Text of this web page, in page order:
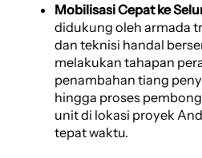
Mobilisasi Cepat ke
didukung oleh armada
dan teknisi handal
melakukan tahapan
penambahan tiang
hingga proses
unit di lokasi proyek
tepat waktu.